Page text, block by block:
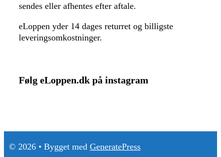
sendes eller afhentes efter aftale.
eLoppen yder 14 dages returret og billigste
leveringsomkostninger.
Følg eLoppen.dk på instagram
© 2026 • Bygget med GeneratePress